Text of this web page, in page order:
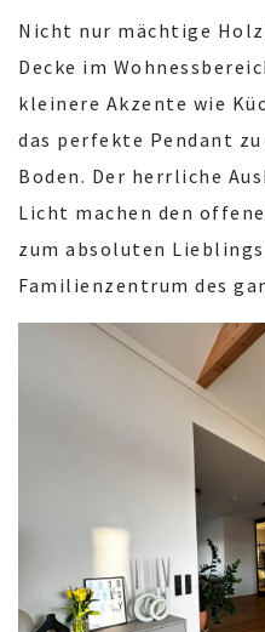
Nicht nur mächtige
Decke im
kleinere Akzente wie
das perfekte Pendant zu
Boden. Der herrliche
Licht machen den
zum absoluten
Familienzentrum des